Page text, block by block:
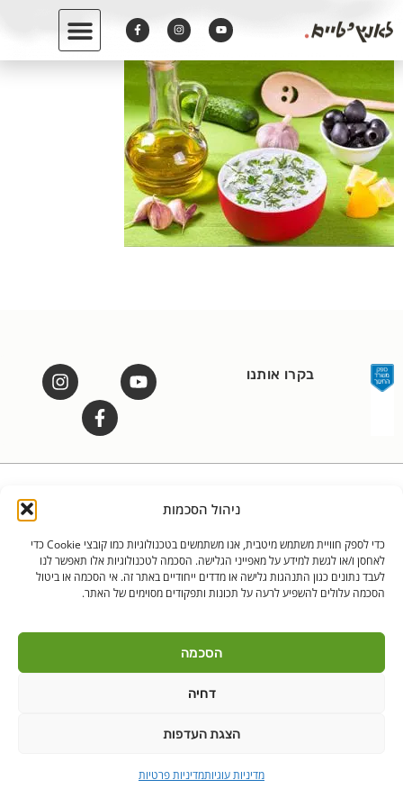
ניהול הסכמות
כדי לספק חוויית משתמש מיטבית, אנו משתמשים בטכנולוגיות כמו קובצי Cookie כדי
לאחסן ו/או לגשת למידע על מאפייני הגלישה. הסכמה לטכנולוגיות אלו תאפשר לנו
לעבד נתונים כגון התנהגות גלישה או מדדים ייחודיים באתר זה. אי הסכמה או ביטול
הסכמה עלולים להשפיע לרעה על תכונות ותפקודים מסוימים של האתר.
הסכמה
דחיה
הצגת העדפות
מדיניות עוגיותמדיניות פרטיות
בקרו אותנו
PushUp | Digital
הודה"ש ברקן